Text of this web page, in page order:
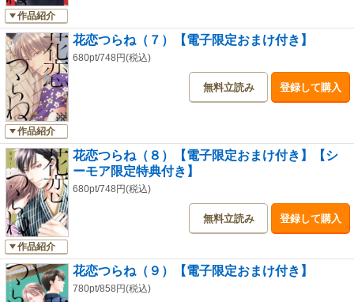
作品紹介
作品紹介
花恋つらね（７）【電子限定おまけ付き】
680pt/748円(税込)
無料立読み 登録して購入
作品紹介
花恋つらね（８）【電子限定おまけ付き】【シ
ーモア限定特典付き】
680pt/748円(税込)
無料立読み 登録して購入
花恋つらね（９）【電子限定おまけ付き】
780pt/858円(税込)